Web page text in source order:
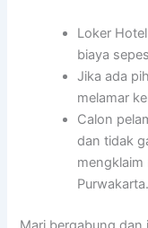
Loker
biaya
Jika ada
melamar
Calon
dan tidak
mengklaim
Purwakarta.